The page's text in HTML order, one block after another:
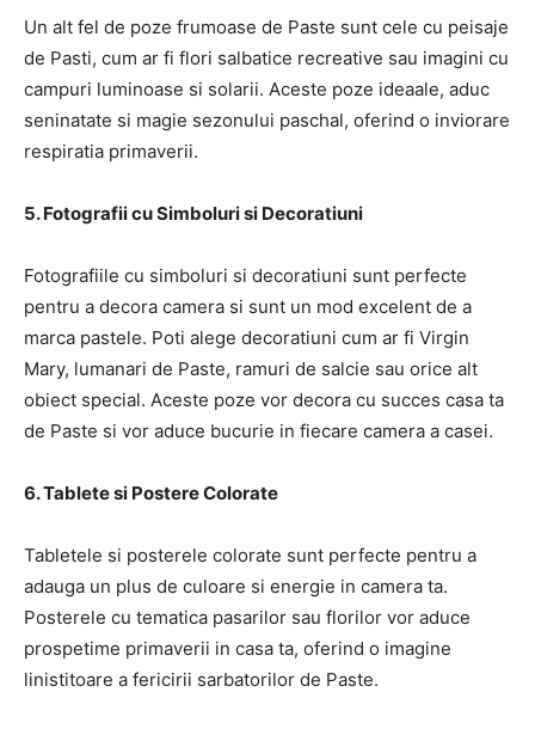
Un alt fel de poze frumoase de Paste sunt cele cu peisaje
de Pasti, cum ar fi flori salbatice recreative sau imagini cu
campuri luminoase si solarii. Aceste poze ideaale, aduc
seninatate si magie sezonului paschal, oferind o inviorare
respiratia primaverii.
5. Fotografii cu Simboluri si Decoratiuni
Fotografiile cu simboluri si decoratiuni sunt perfecte
pentru a decora camera si sunt un mod excelent de a
marca pastele. Poti alege decoratiuni cum ar fi Virgin
Mary, lumanari de Paste, ramuri de salcie sau orice alt
obiect special. Aceste poze vor decora cu succes casa ta
de Paste si vor aduce bucurie in fiecare camera a casei.
6. Tablete si Postere Colorate
Tabletele si posterele colorate sunt perfecte pentru a
adauga un plus de culoare si energie in camera ta.
Posterele cu tematica pasarilor sau florilor vor aduce
prospetime primaverii in casa ta, oferind o imagine
linistitoare a fericirii sarbatorilor de Paste.